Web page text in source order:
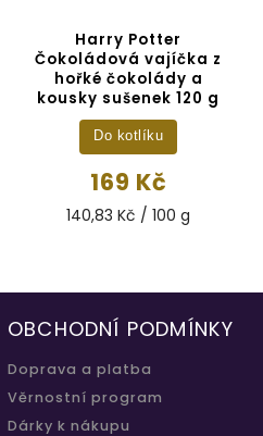
Harry Potter
Čokoládová vajíčka z
hořké čokolády a
kousky sušenek 120 g
169 Kč
140,83 Kč / 100 g
Do kotlíku
OBCHODNÍ PODMÍNKY
Doprava a platba
Věrnostní program
Dárky k nákupu